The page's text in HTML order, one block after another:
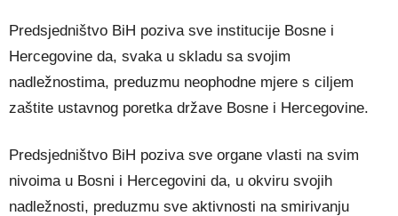
Predsjedništvo BiH poziva sve institucije Bosne i
Hercegovine da, svaka u skladu sa svojim
nadležnostima, preduzmu neophodne mjere s ciljem
zaštite ustavnog poretka države Bosne i Hercegovine.
Predsjedništvo BiH poziva sve organe vlasti na svim
nivoima u Bosni i Hercegovini da, u okviru svojih
nadležnosti, preduzmu sve aktivnosti na smirivanju